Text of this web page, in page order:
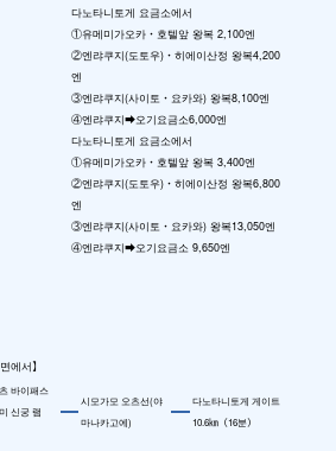
다노타니토게 요금소에서
①유메미가오카・호텔앞 왕복 2,100엔
②엔랴쿠지(도토우)・히에이산정 왕복4,200
엔
③엔랴쿠지(사이토・요카와) 왕복8,100엔
④엔랴쿠지➡오기요금소6,000엔
다노타니토게 요금소에서
①유메미가오카・호텔앞 왕복 3,400엔
②엔랴쿠지(도토우)・히에이산정 왕복6,800
엔
③엔랴쿠지(사이토・요카와) 왕복13,050엔
④엔랴쿠지➡오기요금소 9,650엔
에서】
바이패스
신궁 램
시모가모 오츠선(야
마나카고에)
다노타니토게 게이트
10.6㎞（16분）